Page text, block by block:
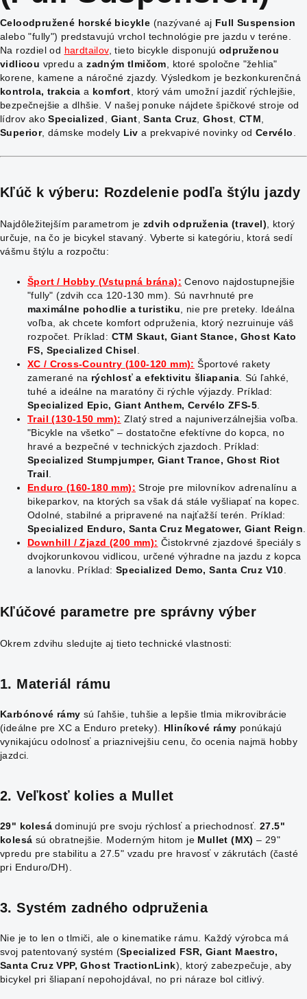
Celoodpružené horské bicykle (nazývané aj Full Suspension
alebo "fully") predstavujú vrchol technológie pre jazdu v teréne.
Na rozdiel od hardtailov, tieto bicykle disponujúodpruženou
vidlicou vpredu azadným tlmičom , ktoré spoločne "žehlia"
korene, kamene a náročné zjazdy. Výsledkom je bezkonkurenčná
kontrola, trakcia a komfort , ktorý vám umožní jazdiť rýchlejšie,
bezpečnejšie a dlhšie. V našej ponuke nájdete špičkové stroje od
lídrov akoSpecialized Giant ,Santa Cruz ,Ghost ,CTM
Superior, dámske modely Liv a prekvapivé novinky od Cervélo
Kľúč k výberu: Rozdelenie podľa štýlu jazdy
Najdôležitejším parametrom je zdvih odpruženia (travel) , ktorý
určuje, na čo je bicykel stavaný. Vyberte si kategóriu, ktorá sedí
vášmu štýlu a rozpočtu:
Šport / Hobby (Vstupná brána): Cenovo najdostupnejšie
"fully" (zdvih cca 120-130 mm). Sú navrhnuté pre
maximálne pohodlie a turistiku , nie pre preteky. Ideálna
voľba, ak chcete komfort odpruženia, ktorý nezruinuje váš
rozpočet. Príklad: CTM Skaut, Giant Stance, Ghost Kato
FS, Specialized Chisel
XC / Cross-Country (100-120 mm): Športové rakety
zamerané na rýchlosť a efektivitu šliapania . Sú ľahké,
tuhé a ideálne na maratóny či rýchle výjazdy. Príklad:
Specialized Epic, Giant Anthem, Cervélo ZFS-5
Trail (130-150 mm): Zlatý stred a najuniverzálnejšia voľba.
"Bicykle na všetko" – dostatočne efektívne do kopca, no
hravé a bezpečné v technických zjazdoch. Príklad:
Specialized Stumpjumper, Giant Trance, Ghost Riot
Trail
Enduro (160-180 mm): Stroje pre milovníkov adrenalínu a
bikeparkov, na ktorých sa však dá stále vyšliapať na kopec.
Odolné, stabilné a pripravené na najťažší terén. Príklad:
Specialized Enduro, Santa Cruz Megatower, Giant Reign
Downhill / Zjazd (200 mm): Čistokrvné zjazdové špeciály s
dvojkorunkovou vidlicou, určené výhradne na jazdu z kopca
a lanovku. Príklad:Specialized Demo, Santa Cruz V10
Kľúčové parametre pre správny výber
Okrem zdvihu sledujte aj tieto technické vlastnosti:
1. Materiál rámu
Karbónové rámy sú ľahšie, tuhšie a lepšie tlmia mikrovibrácie
(ideálne pre XC a Enduro preteky). Hliníkové rámy ponúkajú
vynikajúcu odolnosť a priaznivejšiu cenu, čo ocenia najmä hobby
jazdci.
2. Veľkosť kolies a Mullet
29" kolesá dominujú pre svoju rýchlosť a priechodnosť. 27.5"
kolesá sú obratnejšie. Moderným hitom je Mullet (MX) – 29"
vpredu pre stabilitu a 27.5" vzadu pre hravosť v zákrutách (časté
pri Enduro/DH).
3. Systém zadného odpruženia
Nie je to len o tlmiči, ale o kinematike rámu. Každý výrobca má
svoj patentovaný systém (Specialized FSR, Giant Maestro,
Santa Cruz VPP, Ghost TractionLink), ktorý zabezpečuje, aby
bicykel pri šliapaní nepohojdával, no pri náraze bol citlivý.